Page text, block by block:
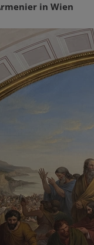
in Wien